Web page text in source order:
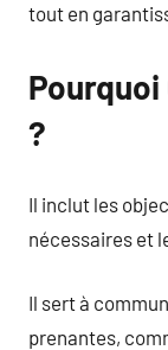
tout en
Pourquoi
?
Il inclut les
nécessaires et
Il sert à
prenantes,